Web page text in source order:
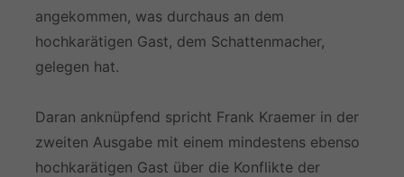
angekommen, was durchaus an dem
hochkarätigen Gast, dem Schattenmacher,
gelegen hat.
Daran anknüpfend spricht Frank Kraemer in der
zweiten Ausgabe mit einem mindestens ebenso
hochkarätigen Gast über die Konflikte der